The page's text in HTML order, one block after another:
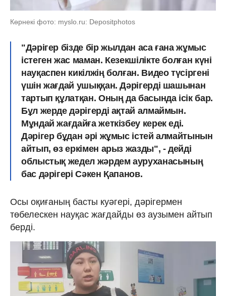
Көрнекі фото: myslo.ru: Depositphotos
"Дәрігер бізде бір жылдан аса ғана жұмыс
істеген жас маман. Кезекшілікте болған күні
науқаспен кикілжің болған. Видео түсіргені
үшін жағдай ушыққан. Дәрігерді шашынан
тартып құлатқан. Оның да басында ісік бар.
Бұл жерде дәрігерді ақтай алмаймын.
Мұндай жағдайға жеткізбеу керек еді.
Дәрігер бұдан әрі жұмыс істей алмайтынын
айтып, өз еркімен арыз жазды", - дейді
облыстық жедел жәрдем ауруханасының
бас дәрігері Сәкен Қапанов.
Осы оқиғаның басты куәгері, дәрігермен
төбелескен науқас жағдайды өз аузымен айтып
берді.